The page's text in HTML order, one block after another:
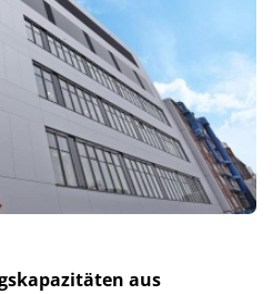
aus